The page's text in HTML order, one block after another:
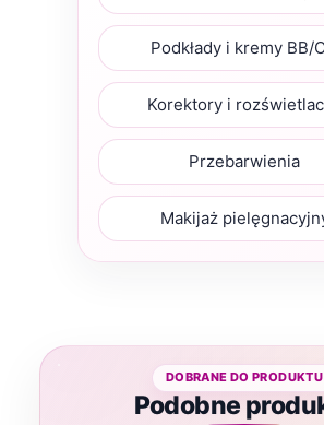
Podkłady i kremy BB/
Korektory i
Przebarwienia
Makijaż
Podobne